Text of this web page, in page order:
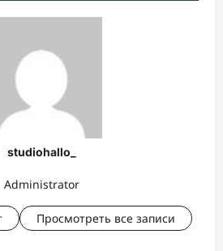
studiohallo_
Administrator
Просмотреть все записи